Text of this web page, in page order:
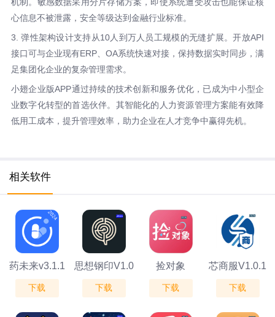
心信息不被泄露，安全等级达到金融行业标准。
3. 弹性架构设计支持从10人到万人员工规模的无缝扩展。开放API
接口可与企业现有ERP、OA系统快速对接，保持数据实时同步，满
足集团化企业的复杂管理需求。
小翅企业版APP通过持续的技术创新和服务优化，已成为中小型企
业数字化转型的首选伙伴。其智能化的人力资源管理方案能有效降
低用工成本，提升管理效率，助力企业在人才竞争中赢得先机。
相关软件
药未来v3.1.1
下载
思想钢印V1.0
下载
捡对象
V2.7.2.7
下载
芯商服V1.0.1
下载